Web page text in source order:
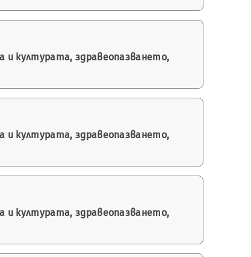
и културата, здравеопазването,
и културата, здравеопазването,
и културата, здравеопазването,